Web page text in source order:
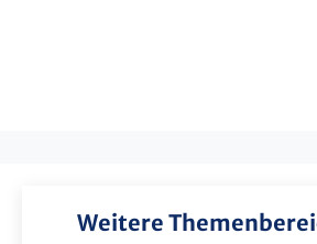
Weitere